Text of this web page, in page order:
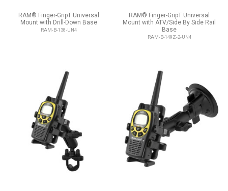
RAM® Finger-GripT Universal
Mount with Drill-Down Base
RAM-B-138-UN4
RAM® Finger-GripT Universal
Mount with ATV/Side By Side Rail
Base
RAM-B-149Z-2-UN4